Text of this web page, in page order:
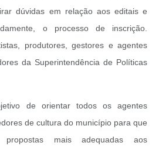
dúvidas em relação aos editais e
o processo de inscrição.
produtores, gestores e agentes
da Superintendência de Políticas
de orientar todos os agentes
de cultura do município para que
mais adequadas aos